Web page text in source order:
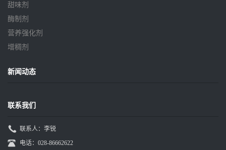
甜味剂
酶制剂
营养强化剂
增稠剂
新闻动态
联系我们
联系人：李锐
电话：028-86662622